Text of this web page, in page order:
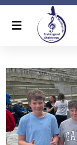
Kontakt oss